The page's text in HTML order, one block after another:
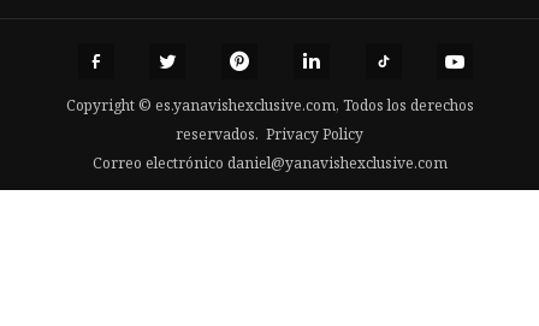
Copyright © es.yanavishexclusive.com, Todos los derechos
reservados. Privacy Policy
Correo electrónico daniel@yanavishexclusive.com